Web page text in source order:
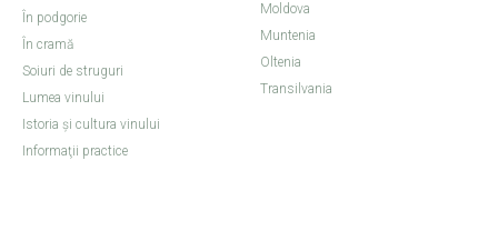
În podgorie
În cramă
Soiuri de struguri
Lumea vinului
Istoria şi cultura vinului
Informaţii practice
Moldova
Muntenia
Oltenia
Transilvania